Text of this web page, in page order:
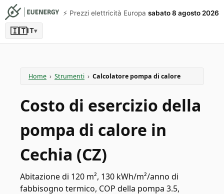
⚡️ Prezzi elettricità Europa sabato 8 agosto 2026
🇮🇹IT▾
Home › Strumenti › Calcolatore pompa di calore
Costo di esercizio della
pompa di calore in
Cechia (CZ)
Abitazione di 120 m², 130 kWh/m²/anno di
fabbisogno termico, COP della pompa 3.5,